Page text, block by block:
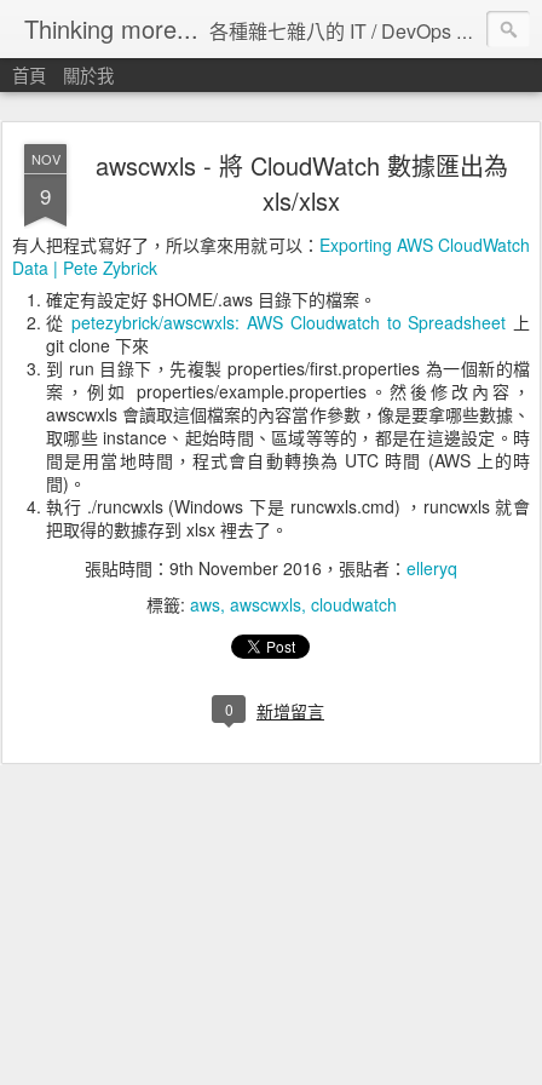
Thinking more... 各種雜七雜八的 IT / DevOps 工具 / 程式設計 / 雲端服務分享。
首頁 關於我
NOV
9
awscwxls - 將 CloudWatch 數據匯出為
xls/xlsx
有人把程式寫好了，所以拿來用就可以： Exporting AWS CloudWatch
Data | Pete Zybrick
確定有設定好 $HOME/.aws 目錄下的檔案。
從petezybrick/awscwxls: AWS Cloudwatch to Spreadsheet 上
git clone 下來
到 run 目錄下，先複製 properties/first.properties 為一個新的檔
案，例如 properties/example.properties。然後修改內容，
awscwxls 會讀取這個檔案的內容當作參數，像是要拿哪些數據、
取哪些 instance、起始時間、區域等等的，都是在這邊設定。時
間是用當地時間，程式會自動轉換為 UTC 時間 (AWS 上的時
間)。
執行 ./runcwxls (Windows 下是 runcwxls.cmd) ，runcwxls 就會
把取得的數據存到 xlsx 裡去了。
張貼時間： 9th November 2016 ，張貼者： elleryq
標籤: aws awscwxls cloudwatch
0 新增留言